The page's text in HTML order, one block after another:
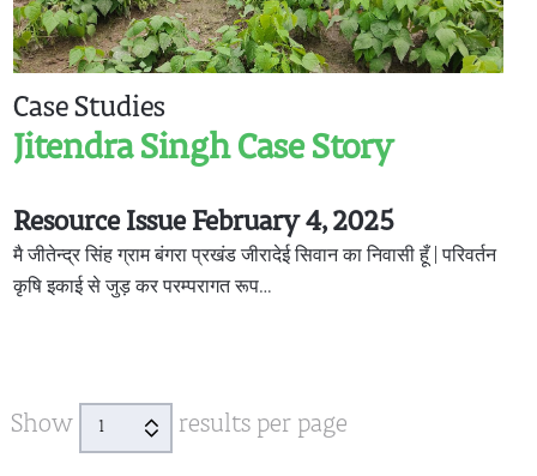
Case Studies
Jitendra Singh Case Story
Resource Issue February 4, 2025
मै जीतेन्द्र सिंह ग्राम बंगरा प्रखंड जीरादेई सिवान का निवासी हूँ | परिवर्तन
कृषि इकाई से जुड़ कर परम्परागत रूप…
Show results per page